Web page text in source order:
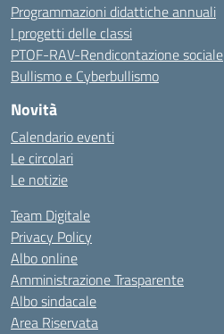
Programmazioni didattiche annuali
I progetti delle classi
PTOF-RAV-Rendicontazione sociale
Bullismo e Cyberbullismo
Novità
Calendario eventi
Le circolari
Le notizie
Team Digitale
Privacy Policy
Albo online
Amministrazione Trasparente
Albo sindacale
Area Riservata